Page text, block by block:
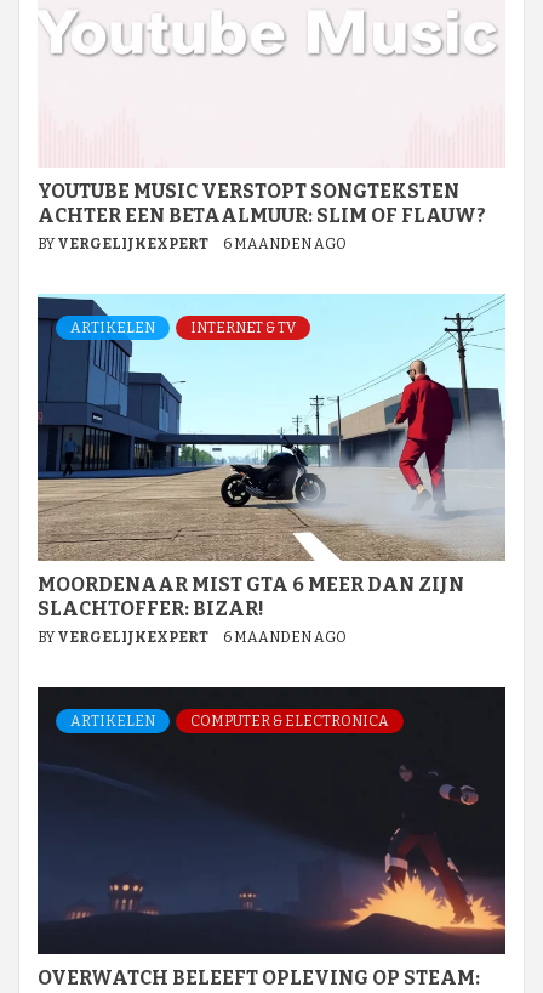
YOUTUBE MUSIC VERSTOPT SONGTEKSTEN
ACHTER EEN BETAALMUUR: SLIM OF FLAUW?
BY VERGELIJKEXPERT 6 MAANDEN AGO
ARTIKELEN INTERNET & TV
MOORDENAAR MIST GTA 6 MEER DAN ZIJN
SLACHTOFFER: BIZAR!
BY VERGELIJKEXPERT 6 MAANDEN AGO
ARTIKELEN COMPUTER & ELECTRONICA
OVERWATCH BELEEFT OPLEVING OP STEAM: